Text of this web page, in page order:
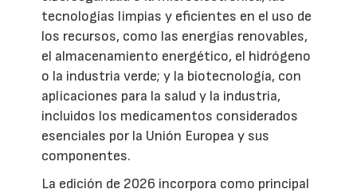
tecnologías limpias y eficientes en el uso de
los recursos, como las energías renovables,
el almacenamiento energético, el hidrógeno
o la industria verde; y la biotecnología, con
aplicaciones para la salud y la industria,
incluidos los medicamentos considerados
esenciales por la Unión Europea y sus
componentes.
La edición de 2026 incorpora como principal